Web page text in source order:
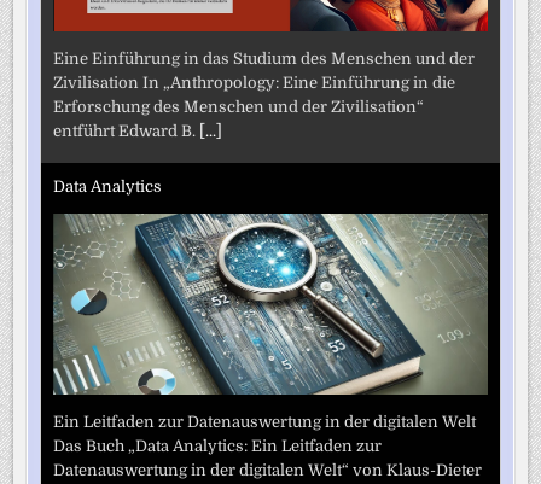
Eine Einführung in das Studium des Menschen und der
Zivilisation In „Anthropology: Eine Einführung in die
Erforschung des Menschen und der Zivilisation“
entführt Edward B. [...]
Data Analytics
Ein Leitfaden zur Datenauswertung in der digitalen Welt
Das Buch „Data Analytics: Ein Leitfaden zur
Datenauswertung in der digitalen Welt“ von Klaus-Dieter